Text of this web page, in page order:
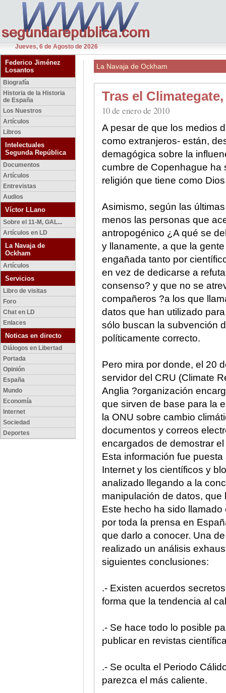
Jueves, 6 de Agosto de 2026
Federico Jiménez
Losantos
Biografía
Historia de la Historia
de España
Los Nuestros
Artículos
Libros
Intelectuales
Segunda República
Documentos
Artículos
Entrevistas
Audios
Víctor LLano
Sobre el 11-M, GAL...
Artículos en LD
La Navaja de
Ockham
Artículos
Servicios
Libro de visitas
Foro
Chat en LD
Enlaces
Noticas en directo
Diálogos en Libertad
Portada
Opinión
España
Mundo
Economía
Internet
Sociedad
Deportes
La Navaja de Ockham
Tras el
10 de enero de 2010
A pesar de que los medios
como extranjeros- están,
demagógica sobre la
cumbre de Copenhague ha
religión que tiene como
Asimismo, según las
menos las personas que
antropogénico ¿A qué se
y llanamente, a que la
engañada tanto por
en vez de dedicarse a
consenso? y que no se
compañeros ?a los que
datos que han utilizado
sólo buscan la subvención
políticamente correcto.
Pero mira por donde, el 20
servidor del CRU (Climate
Anglia ?organización
que sirven de base para la
la ONU sobre cambio
documentos y correos
encargados de demostrar
Esta información fue
Internet y los científicos y
analizado llegando a la
manipulación de datos,
Este hecho ha sido
por toda la prensa en
que darlo a conocer. Una
realizado un análisis
siguientes conclusiones:
.- Existen acuerdos
forma que la tendencia al
.- Se hace todo lo posible
publicar en revistas
.- Se oculta el Periodo
parezca el más caliente.